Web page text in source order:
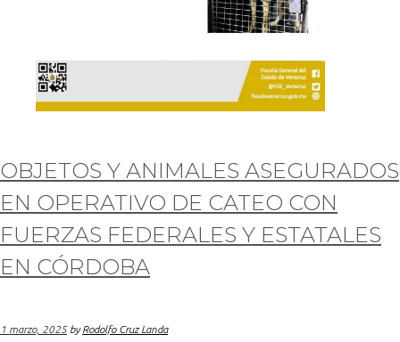
OBJETOS Y ANIMALES ASEGURADOS
EN OPERATIVO DE CATEO CON
FUERZAS FEDERALES Y ESTATALES
EN CÓRDOBA
1 marzo, 2025 byRodolfo Cruz Landa